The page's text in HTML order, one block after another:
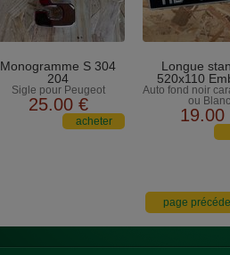
Monogramme S 304
204
Sigle pour Peugeot
25.00 €
Longue
520x110
Auto fond noir
ou Blanc
19.00